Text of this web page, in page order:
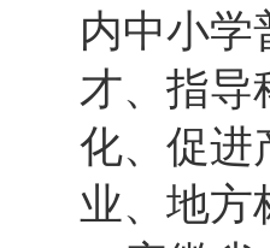
内中小学
才、指导
化、促进
业、地方